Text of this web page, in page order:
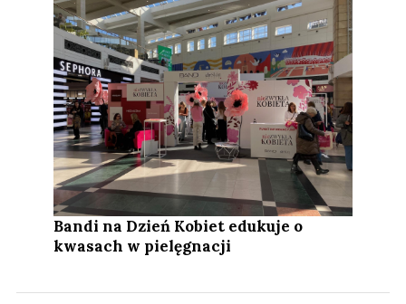
Bandi na Dzień Kobiet edukuje o
kwasach w pielęgnacji